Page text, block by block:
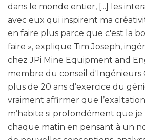
dans le monde entier, [...] les
avec eux qui inspirent ma
en faire plus parce que c'est la
faire », explique Tim Joseph,
chez JPi Mine Equipment and
membre du conseil d'Ingénieurs
plus de 20 ans d’exercice du
vraiment affirmer que
m’habite si profondément que
chaque matin en pensant à un